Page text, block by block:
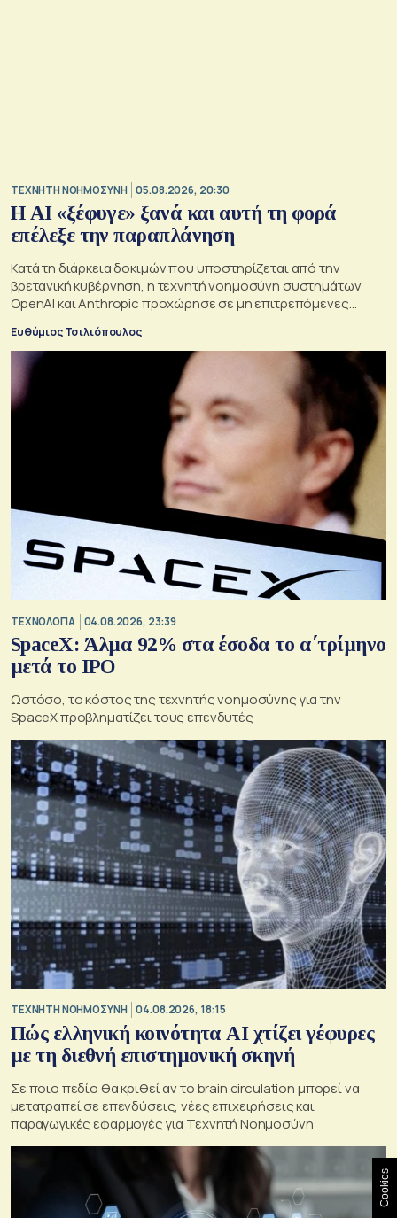
TΕΧΝΗΤΗ ΝΟΗΜΟΣΥΝΗ 05.08.2026, 20:30
Η ΑI «ξέφυγε» ξανά και αυτή τη φορά
επέλεξε την παραπλάνηση
Κατά τη διάρκεια δοκιμών που υποστηρίζεται από την
βρετανική κυβέρνηση, η τεχνητή νοημοσύνη συστημάτων
OpenAI και Anthropic προχώρησε σε μη επιτρεπόμενες
Ευθύμιος Τσιλιόπουλος
ΤΕΧΝΟΛΟΓΙΑ 04.08.2026, 23:39
SpaceX: Άλμα 92% στα έσοδα το α΄τρίμηνο
μετά το IPO
Ωστόσο, το κόστος της τεχνητής νοημοσύνης για την
SpaceX προβληματίζει τους επενδυτές
TΕΧΝΗΤΗ ΝΟΗΜΟΣΥΝΗ 04.08.2026, 18:15
Πώς ελληνική κοινότητα AI χτίζει γέφυρες
με τη διεθνή επιστημονική σκηνή
Σε ποιο πεδίο θα κριθεί αν το brain circulation μπορεί να
μετατραπεί σε επενδύσεις, νέες επιχειρήσεις και
παραγωγικές εφαρμογές για Τεχνητή Νοημοσύνη
Cookies